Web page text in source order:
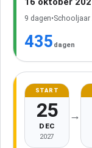
9 dagen•Schooljaar
435 dagen
START
25
DEC
2027
→